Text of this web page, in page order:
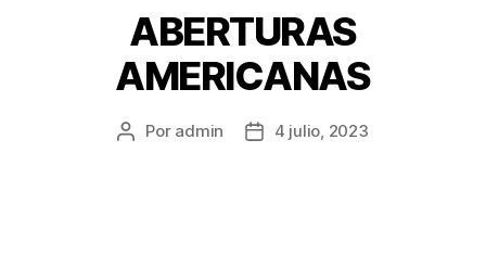
ABERTURAS
AMERICANAS
Por admin 4 julio, 2023